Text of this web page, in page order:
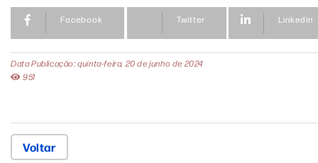
Facebook Twitter Linkedin
Data Publicação: quinta-feira, 20 de junho de 2024
951
Voltar